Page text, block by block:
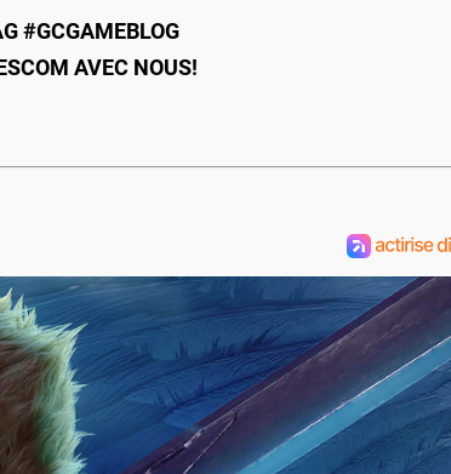
#GCGAMEBLOG
AVEC NOUS!